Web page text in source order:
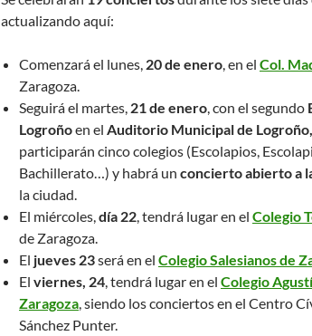
actualizando aquí:
Comenzará el lunes, 20 de enero, en el Col.
Zaragoza.
Seguirá el martes, 21 de enero, con el segundo
Logroñoen el Auditorio Municipal de Logroño,
participarán cinco colegios (Escolapios,
Bachillerato…) y habrá un concierto abierto a
la ciudad.
El miércoles,día 22, tendrá lugar en el Colegio
de Zaragoza.
El jueves 23será en el Colegio Salesianos de
El viernes, 24, tendrá lugar en el Colegio
Zaragoza, siendo los conciertos en el Centro
Sánchez Punter.